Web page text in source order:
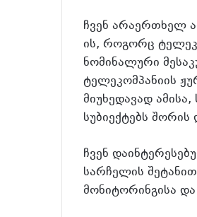
ჩვენ არაერთხელ
ის, როგორც
ნომინალური
ტელეკომპანიის
მიუხედავად
სუბიექტებს
ჩვენ
სარჩელის
მონიტორინგისა